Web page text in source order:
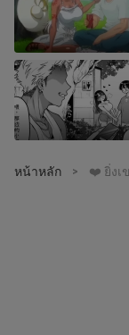
หน้าหลัก > ❤️ ยิ่งเ